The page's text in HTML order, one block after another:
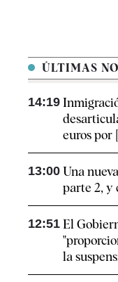
ÚLTIMAS
14:19
euros por
13:00 Una
parte 2, y
12:51 El
la